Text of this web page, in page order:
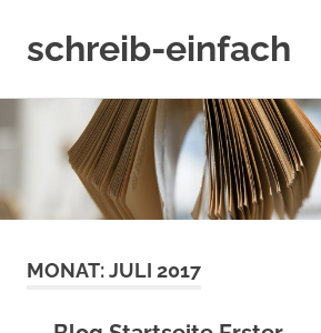
Inhalt
springen
schreib-einfach
Schreiben
der
bis
MONAT:JULI 2017